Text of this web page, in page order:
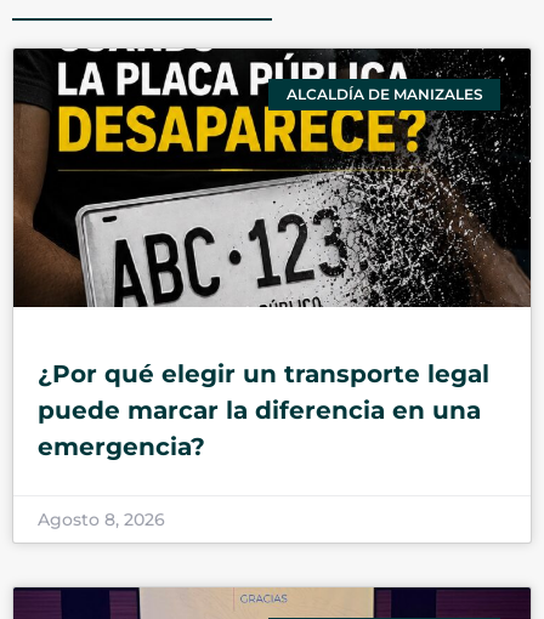
ALCALDÍA DE MANIZALES
¿Por qué elegir un transporte legal
puede marcar la diferencia en una
emergencia?
Agosto 8, 2026